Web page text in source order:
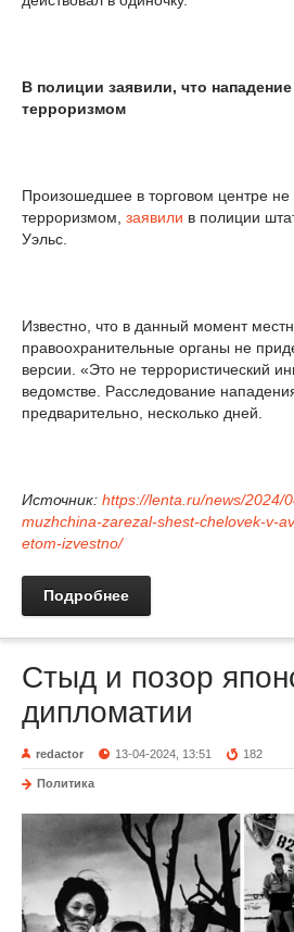
В полиции заявили, что
терроризмом
Произошедшее в торговом центре не
терроризмом, заявили в полиции
Уэльс.
Известно, что в данный момент
правоохранительные органы не
версии. «Это не террористический
ведомстве. Расследование
предварительно, несколько дней.
Источник: https://lenta.ru/news/2024/
muzhchina-zarezal-shest-chelovek-v-
etom-izvestno/
Подробнее
Стыд и позор
дипломатии
redactor 13-04-2024, 13:51 182
Политика